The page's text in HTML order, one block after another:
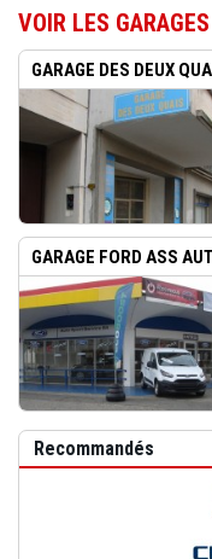
VOIR LES
GARAGE DES DEUX
GARAGE FORD ASS
SPORT...
Recommandés